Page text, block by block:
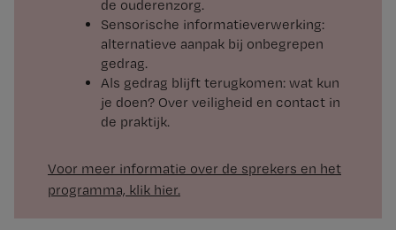
de ouderenzorg.
Sensorische informatieverwerking:
alternatieve aanpak bij onbegrepen
gedrag.
Als gedrag blijft terugkomen: wat kun
je doen? Over veiligheid en contact in
de praktijk.
Voor meer informatie over de sprekers en het
programma, klik hier.